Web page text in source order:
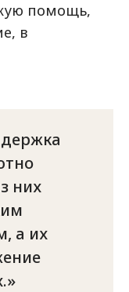
помощь,
в
них
а их